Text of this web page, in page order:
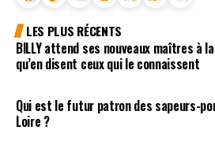
LES PLUS RÉCENTS
BILLY attend ses nouveaux maîtres à la
qu’en disent ceux qui le connaissent
Qui est le futur patron des sapeurs-
Loire ?